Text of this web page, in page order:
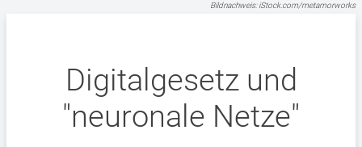
Bildnachweis: iStock.com/metamorworks
Digitalgesetz und
"neuronale Netze"